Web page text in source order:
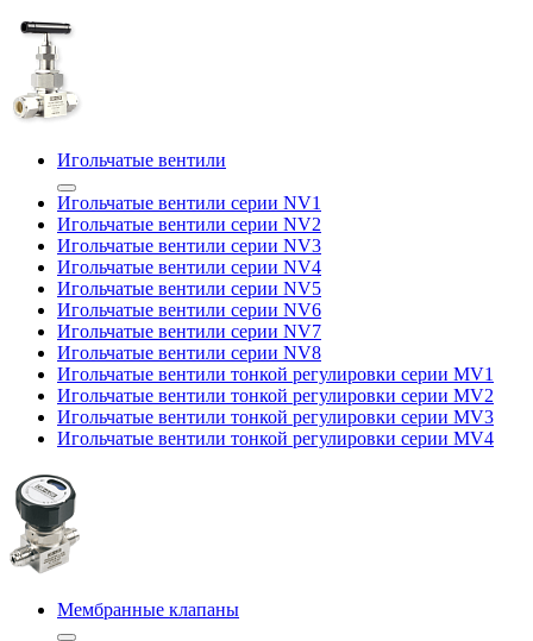
Игольчатые вентили
Игольчатые вентили серии NV1
Игольчатые вентили серии NV2
Игольчатые вентили серии NV3
Игольчатые вентили серии NV4
Игольчатые вентили серии NV5
Игольчатые вентили серии NV6
Игольчатые вентили серии NV7
Игольчатые вентили серии NV8
Игольчатые вентили тонкой регулировки серии MV1
Игольчатые вентили тонкой регулировки серии MV2
Игольчатые вентили тонкой регулировки серии MV3
Игольчатые вентили тонкой регулировки серии MV4
Мембранные клапаны